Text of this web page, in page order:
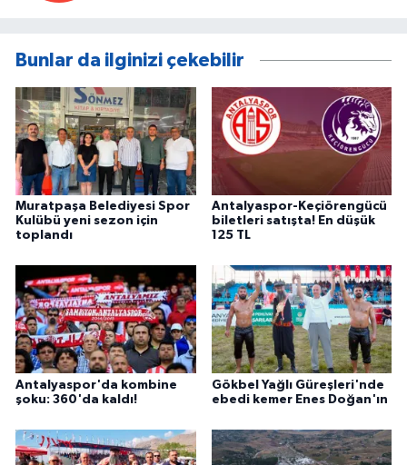
Bunlar da ilginizi çekebilir
Muratpaşa Belediyesi Spor
Kulübü yeni sezon için
toplandı
Antalyaspor-Keçiörengücü
biletleri satışta! En düşük
125 TL
Antalyaspor'da kombine
şoku: 360'da kaldı!
Gökbel Yağlı Güreşleri'nde
ebedi kemer Enes Doğan'ın